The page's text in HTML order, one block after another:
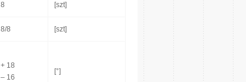
8 [szt]
8/8 [szt]
+ 18
– 16
[°]